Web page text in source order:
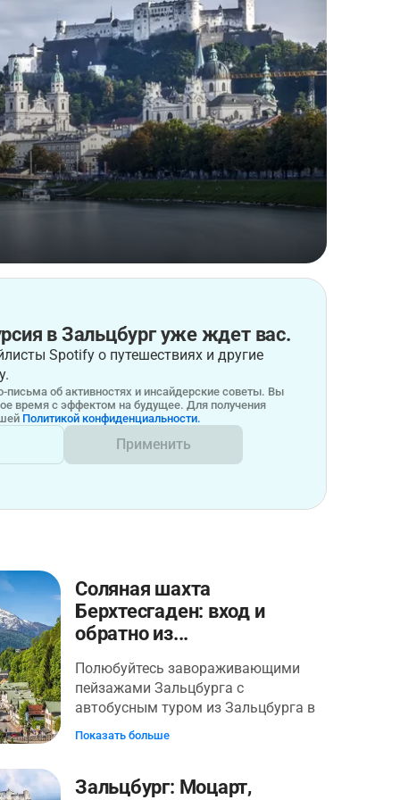
в Зальцбург уже ждет вас.
Spotify о путешествиях и другие
об активностях и инсайдерские советы. Вы
время с эффектом на будущее. Для получения
Политикой конфиденциальности.
Применить
Соляная шахта
Берхтесгаден: вход и
обратно из...
Полюбуйтесь завораживающими
пейзажами Зальцбурга с
автобусным туром из Зальцбурга в
Оберсальцберг и экскурсией по
узнайте о мрачной истории региона.
Показать больше
Зальцбург: Моцарт,